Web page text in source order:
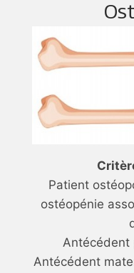
Patient
ostéopénie
Antécédent
Antécédent